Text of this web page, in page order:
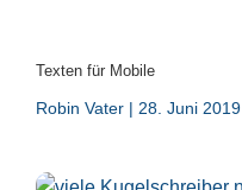
Texten für Mobile
Robin Vater 28. Juni 2019